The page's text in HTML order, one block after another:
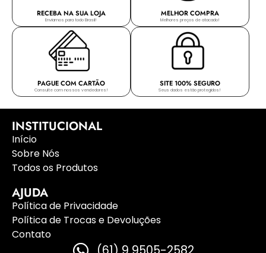
RECEBA NA SUA LOJA
Enviamos para todo Brasil!
MELHOR COMPRA
Melhores preços de atacado!
PAGUE COM CARTÃO
Consulte com nossos vendedores!
SITE 100% SEGURO
Seus dados estão protegidos!
INSTITUCIONAL
Início
Sobre Nós
Todos os Produtos
AJUDA
Política de Privacidade
Política de Trocas e Devoluções
Contato